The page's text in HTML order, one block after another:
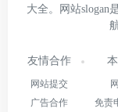
大全。网站slogan
友情合作
网站提交
广告合作
免责